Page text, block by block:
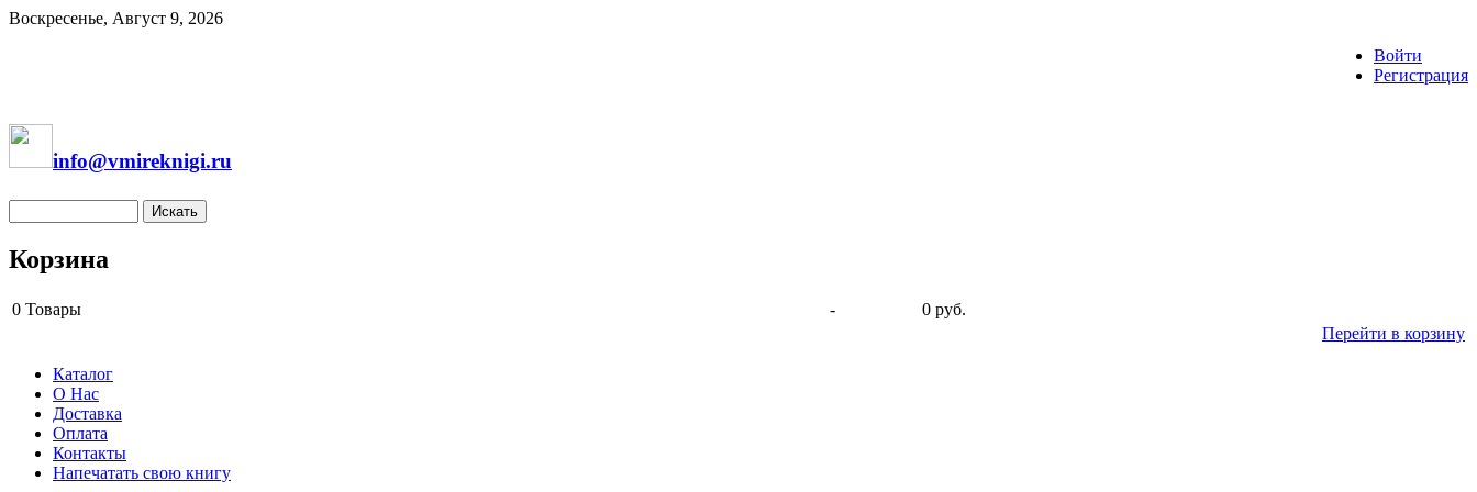
Воскресенье, Август 9, 2026
Войти
Регистрация
info@vmireknigi.ru
Корзина
0 Товары -
0 руб.
Перейти в корзину
Каталог
О Нас
Доставка
Оплата
Контакты
Напечатать свою книгу